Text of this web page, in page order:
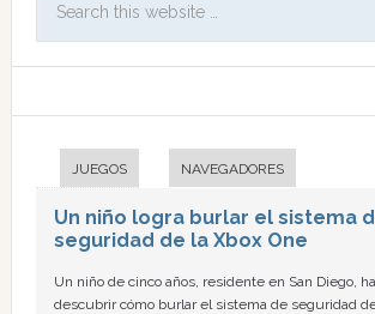
JUEGOS NAVEGADORES
Un niño logra burlar el sistema
seguridad de la Xbox One
Un niño de cinco años, residente en San Diego,
descubrir cómo burlar el sistema de seguridad